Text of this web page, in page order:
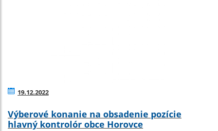
19.12.2022
Výberové konanie na obsadenie pozície
hlavný kontrolór obce Horovce